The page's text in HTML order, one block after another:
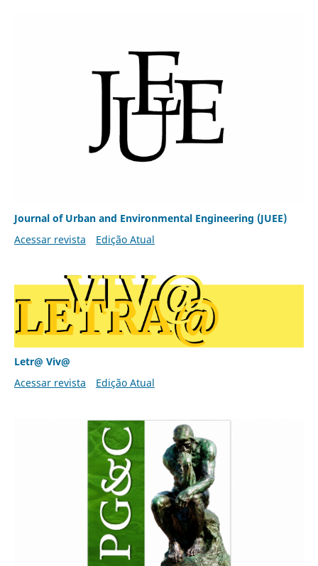
Journal of Urban and Environmental Engineering (JUEE)
Acessar revista
Edição Atual
Letr@ Viv@
Acessar revista
Edição Atual